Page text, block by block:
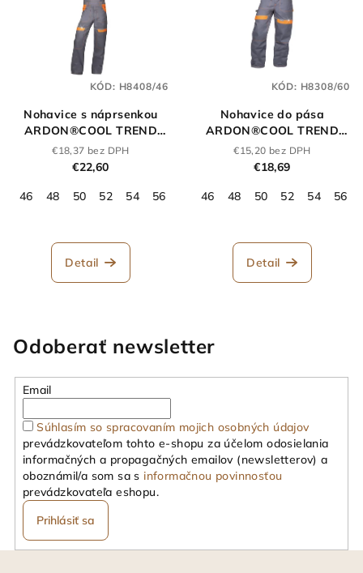
Nohavice s náprsenkou
ARDON®COOL TREND
sivo-oranžové
€18,37 bez DPH
€22,60
46
48 50 52 54 56 60 62 64 66
Detail
KÓD: H8408/46
Nohavice do pása
ARDON®COOL TREND
sivo-oranžové
€15,20 bez DPH
€18,69
46
48 50 52 54 56
Detail
KÓD: H8308/60
Odoberať newsletter
Email
Súhlasím so spracovaním mojich osobných údajov
prevádzkovateľom tohto e-shopu za účelom odosielania
informačných a propagačných emailov (newsletterov) a
oboznámil/a som sa s informačnou povinnosťou
prevádzkovateľa eshopu.
Prihlásiť sa